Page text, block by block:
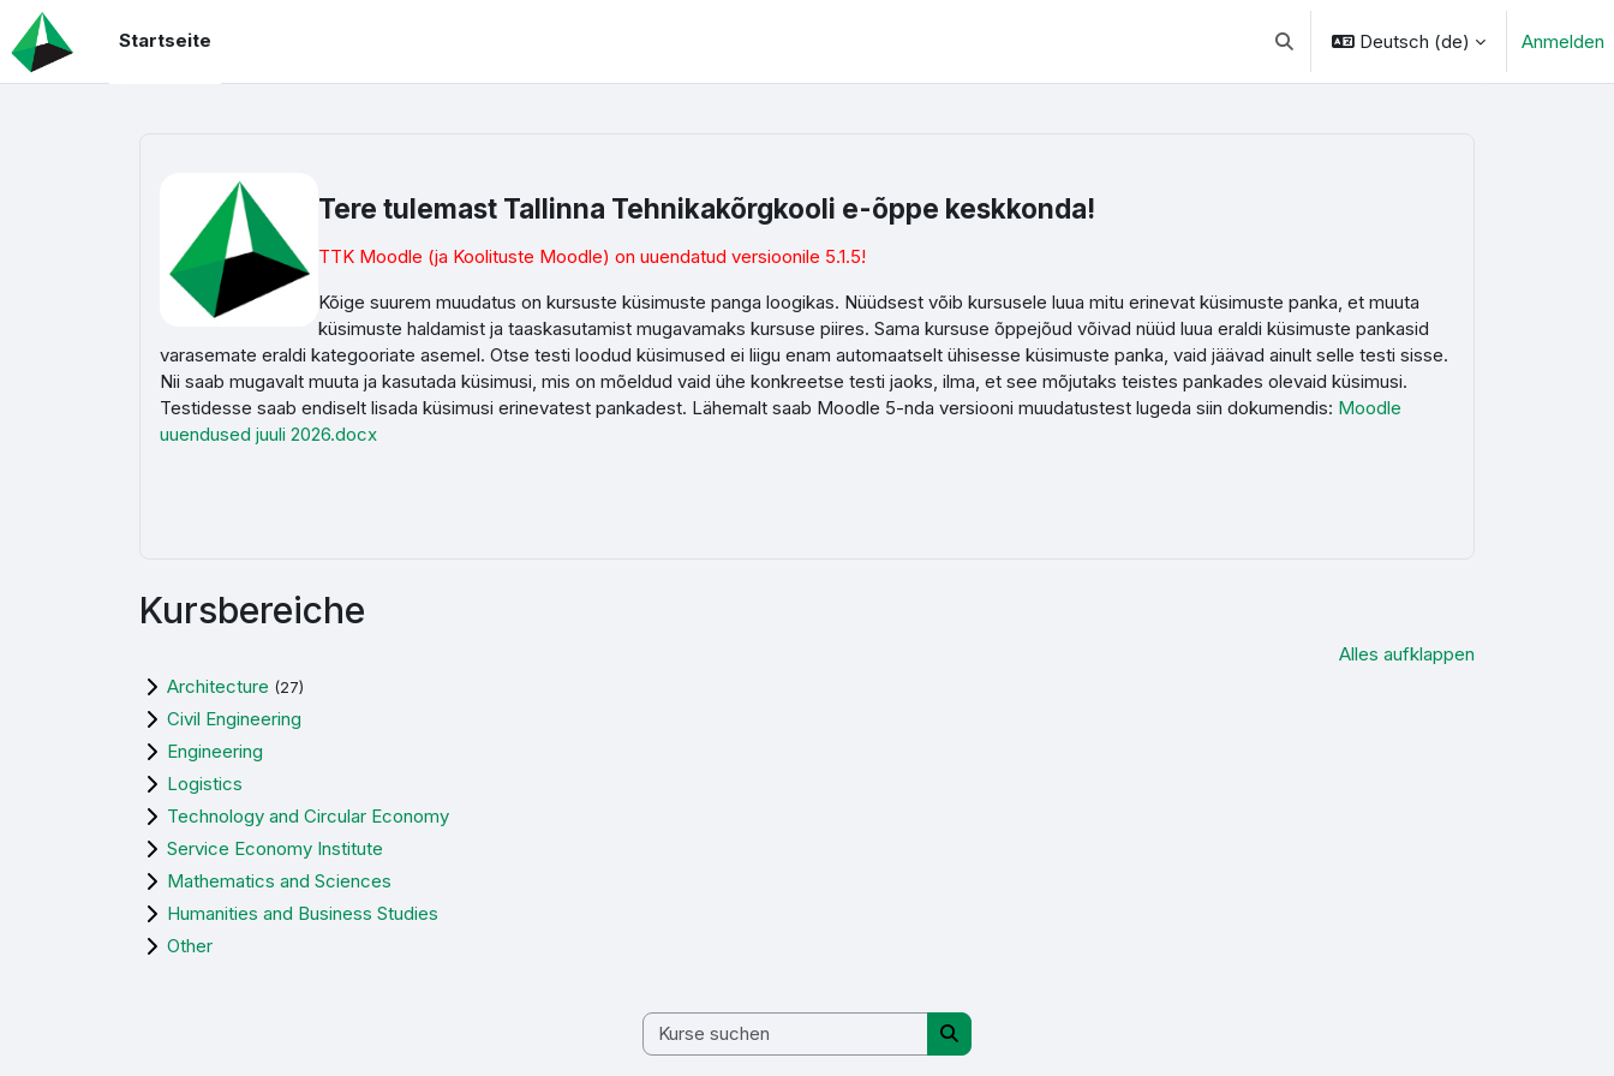
Zum Hauptinhalt
Startseite
Sucheingabe umschalten
Deutsch ‎(de)‎ Anmelden
Tere tulemast Tallinna Tehnikakõrgkooli e-õppe keskkonda!
TTK Moodle (ja Koolituste Moodle) on uuendatud versioonile 5.1.5!
Kõige suurem muudatus on kursuste küsimuste panga loogikas. Nüüdsest võib kursusele luua mitu erinevat küsimuste panka, et muuta
küsimuste haldamist ja taaskasutamist mugavamaks kursuse piires. Sama kursuse õppejõud võivad nüüd luua eraldi küsimuste pankasid
varasemate eraldi kategooriate asemel. Otse testi loodud küsimused ei liigu enam automaatselt ühisesse küsimuste panka, vaid jäävad ainult selle testi sisse.
Nii saab mugavalt muuta ja kasutada küsimusi, mis on mõeldud vaid ühe konkreetse testi jaoks, ilma, et see mõjutaks teistes pankades olevaid küsimusi.
Testidesse saab endiselt lisada küsimusi erinevatest pankadest. Lähemalt saab Moodle 5-nda versiooni muudatustest lugeda siin dokumendis: Moodle
uuendused juuli 2026.docx
Kursbereiche
Alles aufklappen
Architecture (27)
Civil Engineering
Engineering
Logistics
Technology and Circular Economy
Service Economy Institute
Mathematics and Sciences
Humanities and Business Studies
Other
Kurse suchen
Kurse suchen